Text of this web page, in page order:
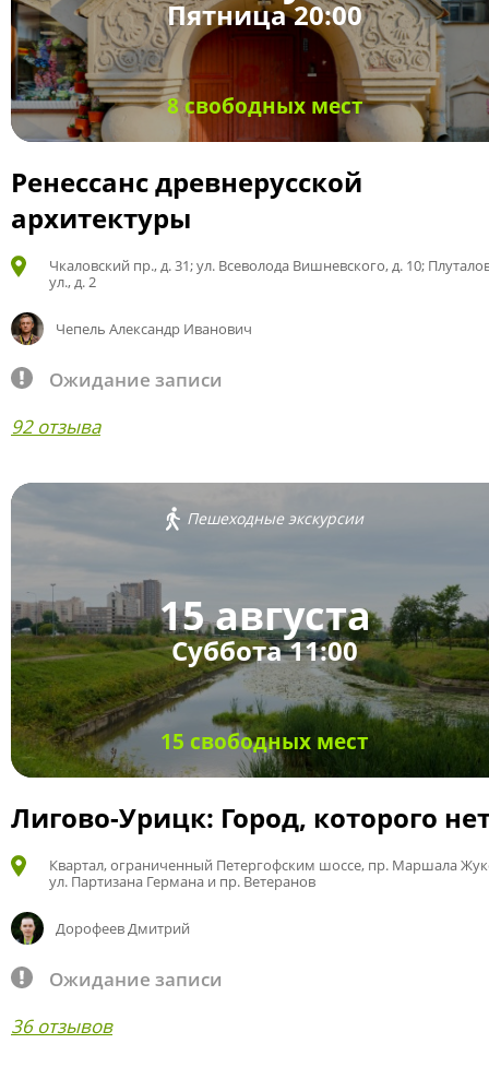
Пятница 20:00
8 свободных мест
Ренессанс древнерусской
архитектуры
Чкаловский пр., д. 31; ул. Всеволода Вишневского, д. 10;
ул., д. 2
Чепель Александр Иванович
Ожидание записи
92 отзыва
Пешеходные экскурсии
15 августа
Суббота 11:00
15 свободных мест
Лигово-Урицк: Город, которого
Квартал, ограниченный Петергофским шоссе, пр. Маршала
ул. Партизана Германа и пр. Ветеранов
Дорофеев Дмитрий
Ожидание записи
36 отзывов